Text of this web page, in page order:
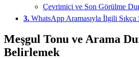
Çevrimiçi ve Son Görülme
3. WhatsApp Aramasıyla İlgili
Meşgul Tonu ve Arama
Belirlemek